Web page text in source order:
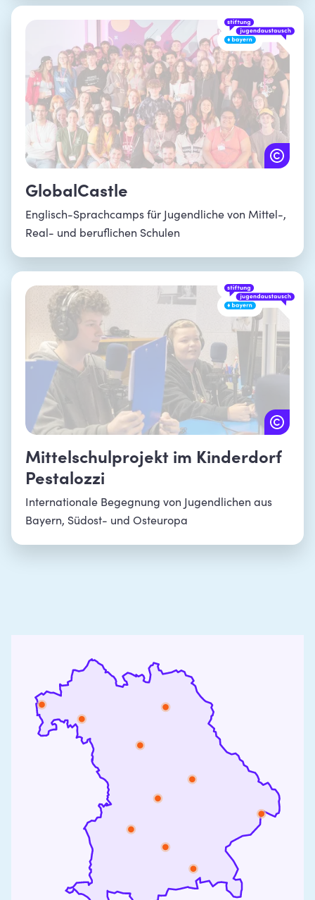
GlobalCastle
Englisch-Sprachcamps für Jugendliche von Mittel-,
Real- und beruflichen Schulen
Mittelschulprojekt im Kinderdorf
Pestalozzi
Internationale Begegnung von Jugendlichen aus
Bayern, Südost- und Osteuropa